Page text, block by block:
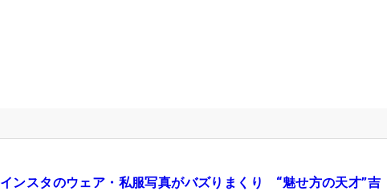
インスタのウェア・私服写真がバズりまくり “魅せ方の天才”吉